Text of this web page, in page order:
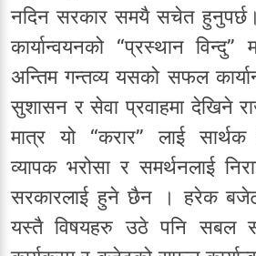
नदिन सरकार समयै सचेत
कार्यान्वयनको “प्रस्थान विन्दु”
अन्तिम गन्तव्य यसको सफल
सुशासन र सेवा प्रवाहमा देखिने
मात्र यो “करार” लाई
व्यापक भरोसा र समर्थनलाई
सरकारलाई हुने छैन । हरेक
यस्तै विषयहरु उठे पनि सबल